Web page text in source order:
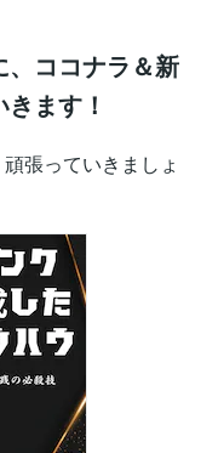
ココナラ＆新
ます！
張っていきましょ